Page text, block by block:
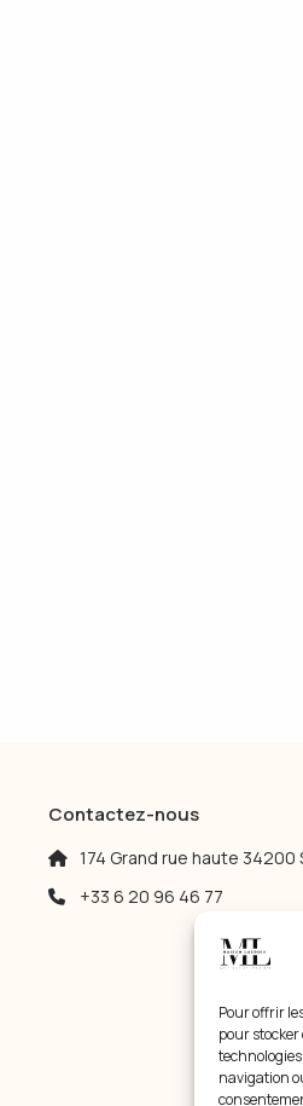
Pour offrir
pour
navigation
Contactez-nous
174 Grand rue haute 34200
+33 6 20 96 46 77